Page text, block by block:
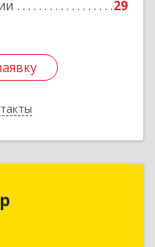
29